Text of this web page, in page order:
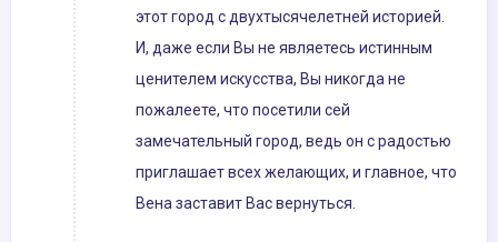
этот город с двухтысячелетней историей.
И, даже если Вы не являетесь истинным
ценителем искусства, Вы никогда не
пожалеете, что посетили сей
замечательный город, ведь он с радостью
приглашает всех желающих, и главное, что
Вена заставит Вас вернуться.